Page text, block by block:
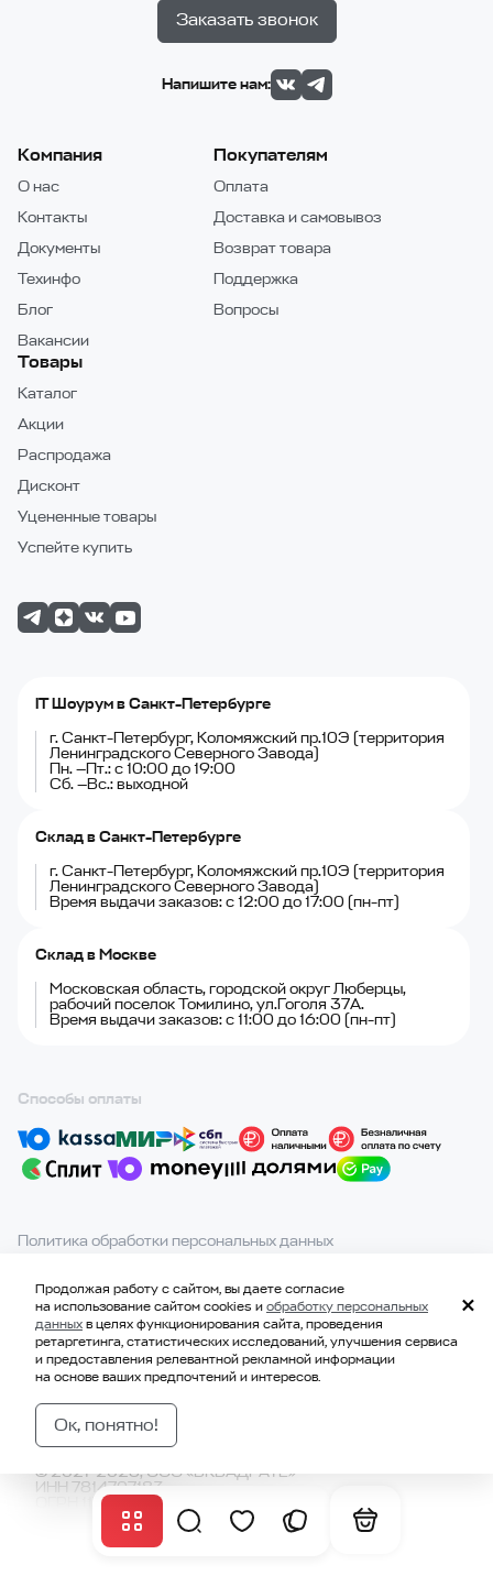
Заказать звонок
Напишите нам:
Компания
О нас
Контакты
Документы
Техинфо
Блог
Вакансии
Покупателям
Оплата
Доставка и самовывоз
Возврат товара
Поддержка
Вопросы
Товары
Каталог
Акции
Распродажа
Дисконт
Уцененные товары
Успейте купить
IT Шоурум в Санкт-Петербурге
г. Санкт-Петербург, Коломяжский пр.10Э (территория
Ленинградского Северного Завода)
Пн. —Пт.: с 10:00 до 19:00
Сб. —Вс.: выходной
Склад в Санкт-Петербурге
г. Санкт-Петербург, Коломяжский пр.10Э (территория
Ленинградского Северного Завода)
Время выдачи заказов: с 12:00 до 17:00 (пн-пт)
Склад в Москве
Московская область, городской округ Люберцы,
рабочий поселок Томилино, ул.Гоголя 37А.
Время выдачи заказов: с 11:00 до 16:00 (пн-пт)
Способы оплаты
Политика обработки персональных данных
Политика использования cookie
Согласие на получение рекламной и информационной
рассылки
При полном или частичном использовании материалов с
сайта ссылка на источник обязательна.
© 2021-2026, ООО «ВКВАДРАТЕ»
ИНН 7814707183
ОГРН 1177847328229
Продолжая работу с сайтом, вы даете согласие
на использование сайтом cookies иобработку персональных
данныхв целях функционирования сайта, проведения
ретаргетинга, статистических исследований, улучшения сервиса
и предоставления релевантной рекламной информации
на основе ваших предпочтений и интересов.
Ок, понятно!